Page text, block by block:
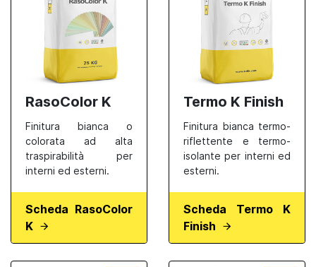
RasoColor K
Finitura bianca o
colorata ad alta
traspirabilità per
interni ed esterni.
Scheda RasoColor
K
Termo K Finish
Finitura bianca termo-
riflettente e termo-
isolante per interni ed
esterni.
Scheda Termo K
Finish